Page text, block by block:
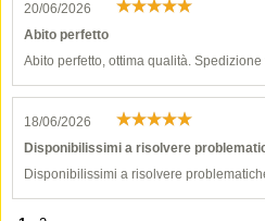
20/06/2026
Abito perfetto
Abito perfetto, ottima qualità. Spedizione
18/06/2026
Disponibilissimi a risolvere
Disponibilissimi a risolvere